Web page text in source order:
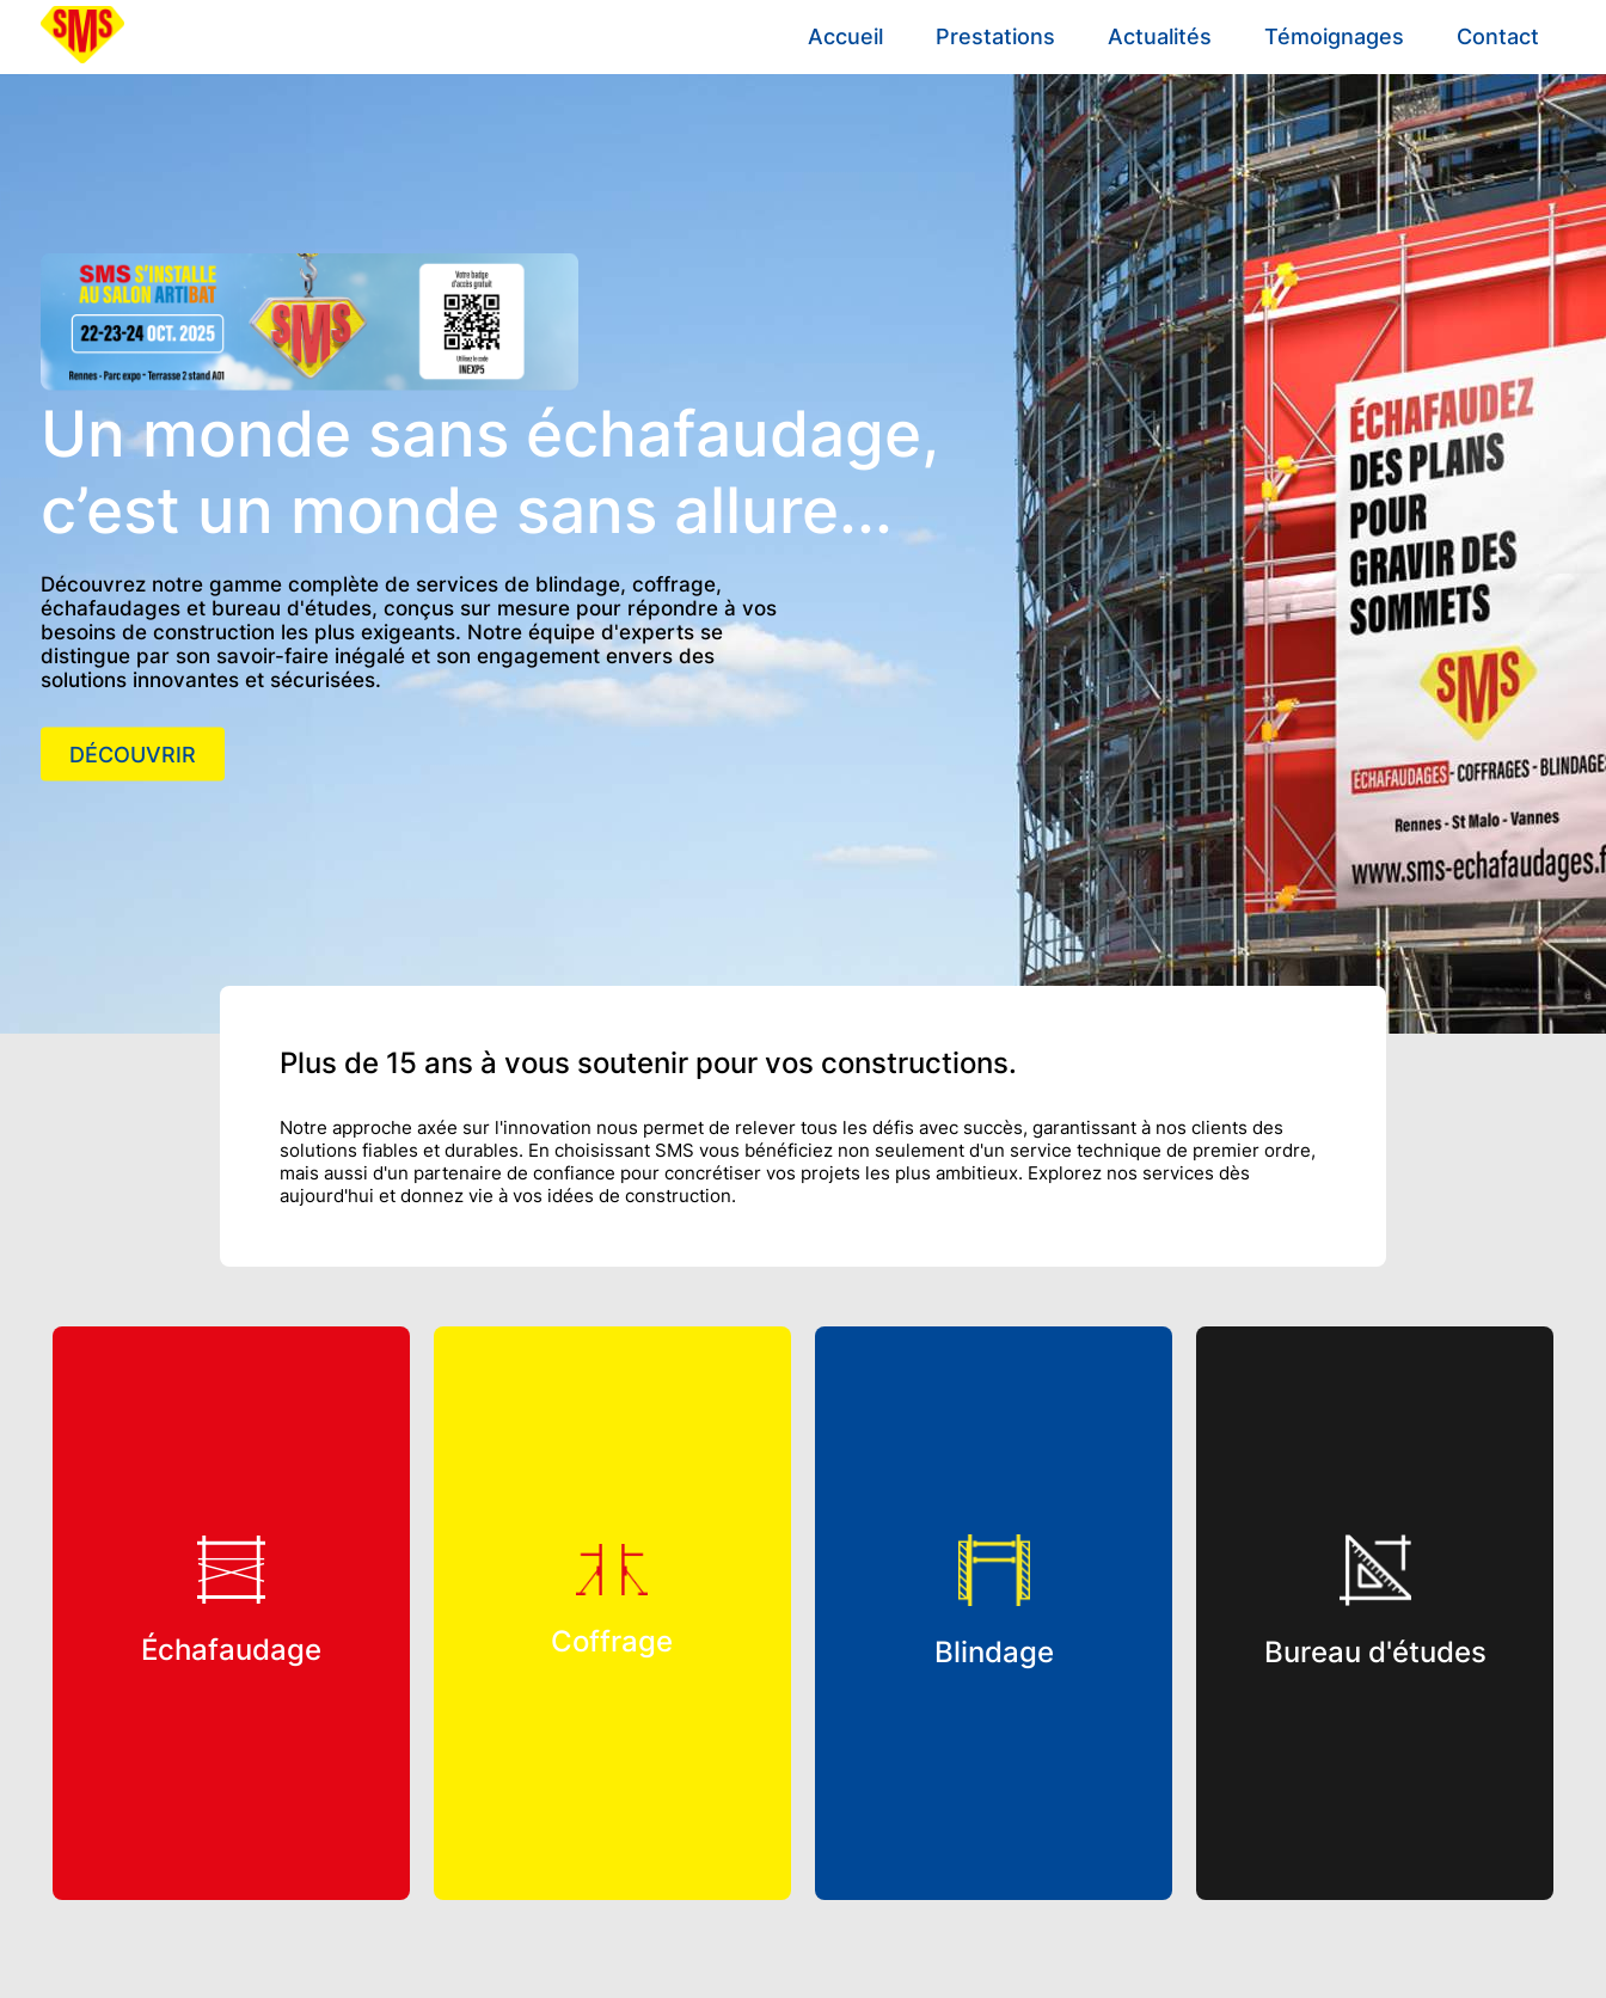
Accueil Prestations Actualités Témoignages Contact
Un monde sans échafaudage,
c’est un monde sans allure...
Découvrez notre gamme complète de services de blindage, coffrage,
échafaudages et bureau d'études, conçus sur mesure pour répondre à vos
besoins de construction les plus exigeants. Notre équipe d'experts se
distingue par son savoir-faire inégalé et son engagement envers des
solutions innovantes et sécurisées.
DÉCOUVRIR
Plus de 15 ans à vous soutenir pour vos constructions.
Notre approche axée sur l'innovation nous permet de relever tous les défis avec succès, garantissant à nos clients des
solutions fiables et durables. En choisissant SMS vous bénéficiez non seulement d'un service technique de premier ordre,
mais aussi d'un partenaire de confiance pour concrétiser vos projets les plus ambitieux. Explorez nos services dès
aujourd'hui et donnez vie à vos idées de construction.
Échafaudage Coffrage Blindage Bureau d'études